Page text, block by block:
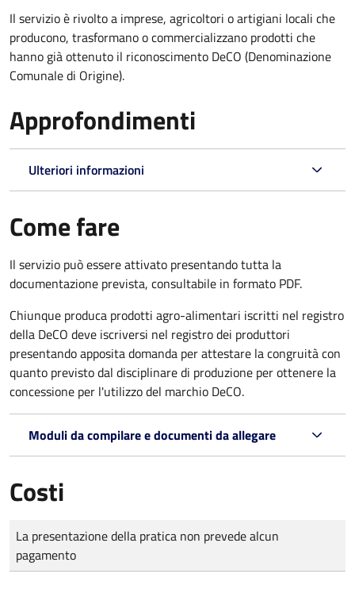
Il servizio è rivolto a imprese, agricoltori o artigiani locali che
producono, trasformano o commercializzano prodotti che
hanno già ottenuto il riconoscimento DeCO (Denominazione
Comunale di Origine).
Approfondimenti
Ulteriori informazioni
Come fare
Il servizio può essere attivato presentando tutta la
documentazione prevista, consultabile in formato PDF.
Chiunque produca prodotti agro-alimentari iscritti nel registro
della DeCO deve iscriversi nel registro dei produttori
presentando apposita domanda per attestare la congruità con
quanto previsto dal disciplinare di produzione per ottenere la
concessione per l'utilizzo del marchio DeCO.
Moduli da compilare e documenti da allegare
Costi
Tipo di pagamento
Importo
La presentazione della pratica non prevede alcun
pagamento